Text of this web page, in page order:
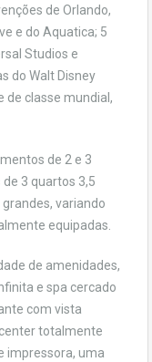
de Orlando,
e do Aquatica; 5
Studios e
do Walt Disney
de classe mundial,
de 2 e 3
3 quartos 3,5
variando
equipadas.
de amenidades,
e spa cercado
com vista
totalmente
impressora, uma